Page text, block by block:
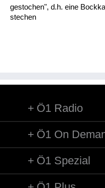
gestochen", d.h. eine
stechen
Ö1 Radio
Ö1 On
Ö1 Spezial